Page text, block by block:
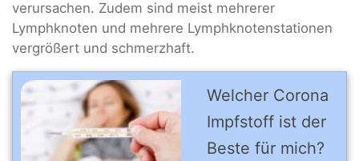
verursachen. Zudem sind meist mehrerer
Lymphknoten und mehrere Lymphknotenstationen
vergrößert und schmerzhaft.
Welcher Corona
Impfstoff ist der
Beste für mich?